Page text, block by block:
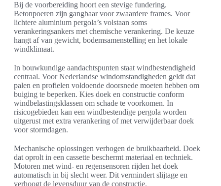
Bij de voorbereiding hoort een stevige fundering.
Betonpoeren zijn gangbaar voor zwaardere frames. Voor
lichtere aluminium pergola’s volstaan soms
verankeringsankers met chemische verankering. De keuze
hangt af van gewicht, bodemsamenstelling en het lokale
windklimaat.
In bouwkundige aandachtspunten staat windbestendigheid
centraal. Voor Nederlandse windomstandigheden geldt dat
palen en profielen voldoende doorsnede moeten hebben om
buiging te beperken. Kies doek en constructie conform
windbelastingsklassen om schade te voorkomen. In
risicogebieden kan een windbestendige pergola worden
uitgerust met extra verankering of met verwijderbaar doek
voor stormdagen.
Mechanische oplossingen verhogen de bruikbaarheid. Doek
dat oprolt in een cassette beschermt materiaal en techniek.
Motoren met wind- en regensensoren rijden het doek
automatisch in bij slecht weer. Dit vermindert slijtage en
verhoogt de levensduur van de constructie.